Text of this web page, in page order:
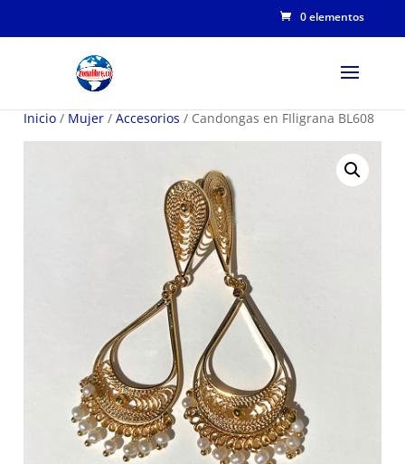
0 elementos
Inicio / Mujer / Accesorios / Candongas en FIligrana BL608